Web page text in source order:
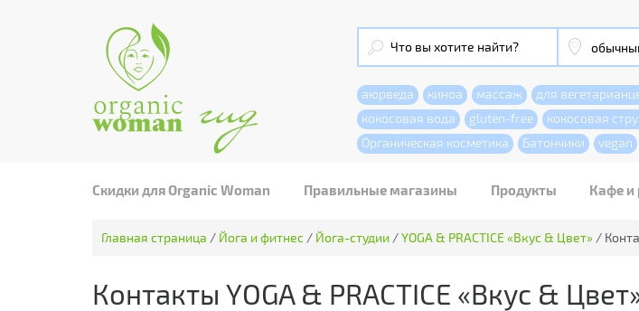
аюрведа киноа массаж для
кокосовая вода
gluten-free кокосовая
Органическая косметика
Батончики vegan
Скидки для Organic Woman Правильные магазины Продукты Кафе и
Главная страница / Йога и фитнес / Йога-студии /YOGA & PRACTICE «Вкус & Цвет» /
Контакты YOGA & PRACTICE «Вкус &